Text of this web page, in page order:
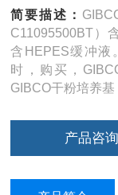
简要描述：
C11095500BT）
含HEPES缓冲液
时，购买，
GIBCO干粉培养
产品咨询